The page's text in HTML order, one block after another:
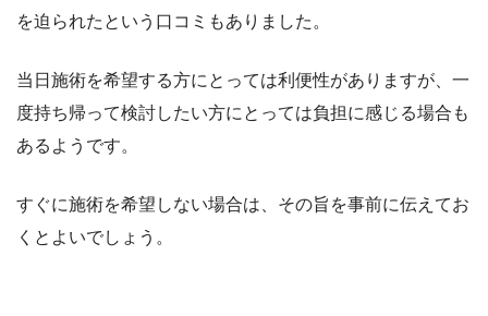
を迫られたという口コミもありました。
当日施術を希望する方にとっては利便性がありますが、一
度持ち帰って検討したい方にとっては負担に感じる場合も
あるようです。
すぐに施術を希望しない場合は、その旨を事前に伝えてお
くとよいでしょう。